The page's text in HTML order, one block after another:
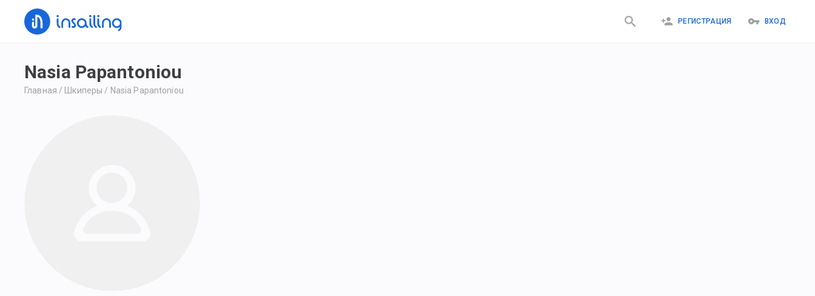
РЕГИСТРАЦИЯ ВХОД
Nasia Papantoniou
Главная / Шкиперы / Nasia Papantoniou